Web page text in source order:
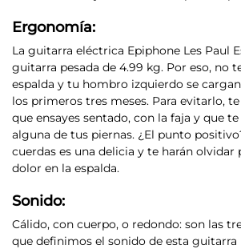
Ergonomía:
La guitarra eléctrica Epiphone Les Paul
guitarra pesada de 4.99 kg. Por eso, no
espalda y tu hombro izquierdo se
los primeros tres meses. Para evitarlo,
que ensayes sentado, con la faja y que
alguna de tus piernas. ¿El punto
cuerdas es una delicia y te harán
dolor en la espalda.
Sonido:
Cálido, con cuerpo, o redondo: son las
que definimos el sonido de esta guitarra